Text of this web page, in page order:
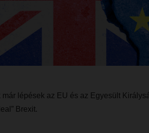
lépések az EU és az Egyesült
Brexit.